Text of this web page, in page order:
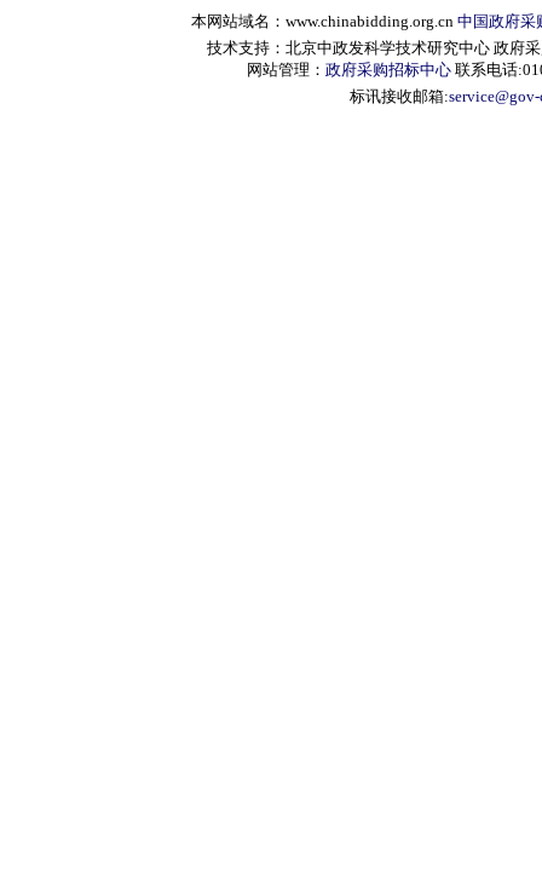
本网站域名：www.chinabidding.org.cn 中国政府采
技术支持：北京中政发科学技术研究中心 政府
网站管理： 政府采购招标中心 联系电话
标讯接收邮箱: